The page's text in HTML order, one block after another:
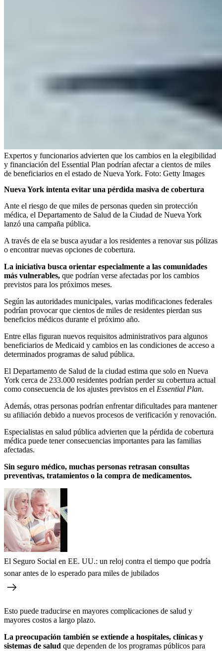
Expertos y funcionarios advierten que los cambios en la elegibilidad
y financiación del Essential Plan podrían afectar a cientos de miles
de beneficiarios en el estado de Nueva York. Foto: Getty Images
Nueva York intenta evitar una pérdida masiva de cobertura
Ante el riesgo de que miles de personas queden sin protección
médica, el Departamento de Salud de la Ciudad de Nueva York
lanzó una campaña pública.
A través de ela se busca ayudar a los residentes a renovar sus pólizas
o encontrar nuevas opciones de cobertura.
La iniciativa busca orientar especialmente a las comunidades
más vulnerables, que podrían verse afectadas por los cambios
previstos para los próximos meses.
Según las autoridades municipales, varias modificaciones federales
podrían provocar que cientos de miles de residentes pierdan sus
beneficios médicos durante el próximo año.
Entre ellas figuran nuevos requisitos administrativos para algunos
beneficiarios de Medicaid y cambios en las condiciones de acceso a
determinados programas de salud pública.
El Departamento de Salud de la ciudad estima que solo en Nueva
York cerca de 233.000 residentes podrían perder su cobertura actual
como consecuencia de los ajustes previstos en el Essential Plan.
Además, otras personas podrían enfrentar dificultades para mantener
su afiliación debido a nuevos procesos de verificación y renovación.
Especialistas en salud pública advierten que la pérdida de cobertura
médica puede tener consecuencias importantes para las familias
afectadas.
Sin seguro médico, muchas personas retrasan consultas
preventivas, tratamientos o la compra de medicamentos.
El Seguro Social en EE. UU.: un reloj contra el tiempo que podría
sonar antes de lo esperado para miles de jubilados
Esto puede traducirse en mayores complicaciones de salud y
mayores costos a largo plazo.
La preocupación también se extiende a hospitales, clínicas y
sistemas de salud que dependen de los programas públicos para